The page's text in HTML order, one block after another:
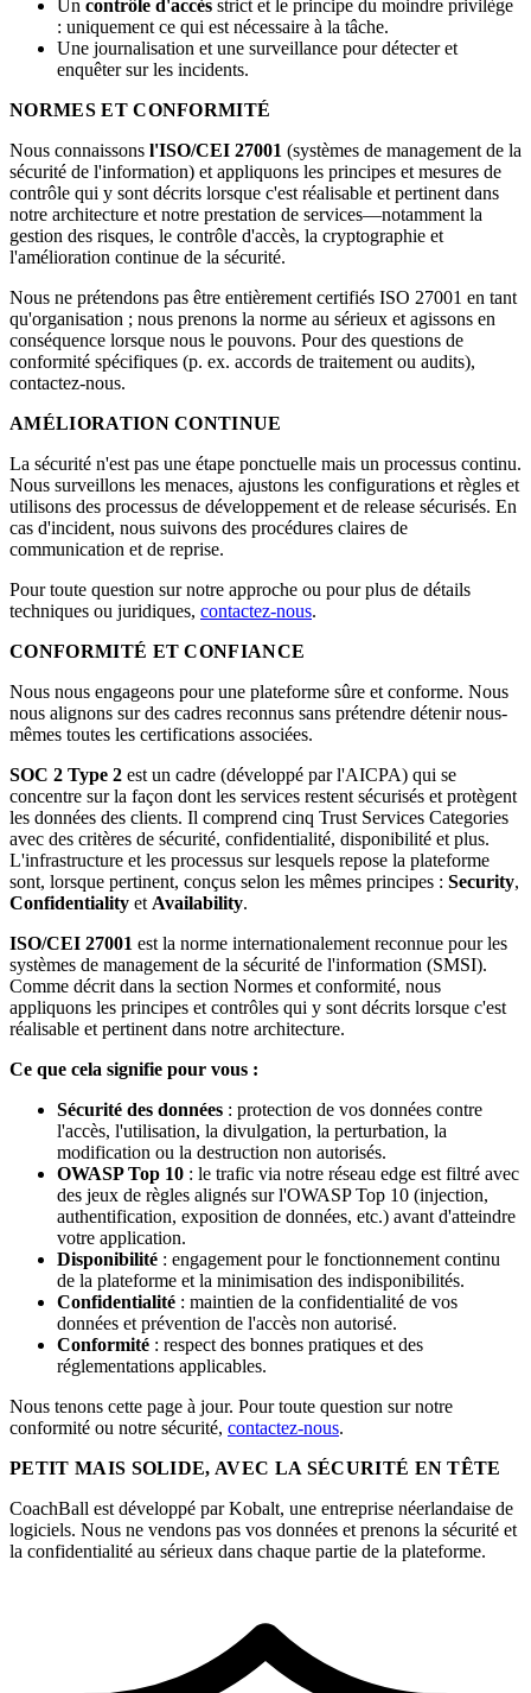
Un contrôle d'accès strict et le principe du moindre privilège
: uniquement ce qui est nécessaire à la tâche.
Une journalisation et une surveillance pour détecter et
enquêter sur les incidents.
NORMES ET CONFORMITÉ
Nous connaissons l'ISO/CEI 27001 (systèmes de management de la
sécurité de l'information) et appliquons les principes et mesures de
contrôle qui y sont décrits lorsque c'est réalisable et pertinent dans
notre architecture et notre prestation de services—notamment la
gestion des risques, le contrôle d'accès, la cryptographie et
l'amélioration continue de la sécurité.
Nous ne prétendons pas être entièrement certifiés ISO 27001 en tant
qu'organisation ; nous prenons la norme au sérieux et agissons en
conséquence lorsque nous le pouvons. Pour des questions de
conformité spécifiques (p. ex. accords de traitement ou audits),
contactez-nous.
AMÉLIORATION CONTINUE
La sécurité n'est pas une étape ponctuelle mais un processus continu.
Nous surveillons les menaces, ajustons les configurations et règles et
utilisons des processus de développement et de release sécurisés. En
cas d'incident, nous suivons des procédures claires de
communication et de reprise.
Pour toute question sur notre approche ou pour plus de détails
techniques ou juridiques, contactez-nous.
CONFORMITÉ ET CONFIANCE
Nous nous engageons pour une plateforme sûre et conforme. Nous
nous alignons sur des cadres reconnus sans prétendre détenir nous-
mêmes toutes les certifications associées.
SOC 2 Type 2 est un cadre (développé par l'AICPA) qui se
concentre sur la façon dont les services restent sécurisés et protègent
les données des clients. Il comprend cinq Trust Services Categories
avec des critères de sécurité, confidentialité, disponibilité et plus.
L'infrastructure et les processus sur lesquels repose la plateforme
sont, lorsque pertinent, conçus selon les mêmes principes : Security,
Confidentiality et Availability.
ISO/CEI 27001 est la norme internationalement reconnue pour les
systèmes de management de la sécurité de l'information (SMSI).
Comme décrit dans la section Normes et conformité, nous
appliquons les principes et contrôles qui y sont décrits lorsque c'est
réalisable et pertinent dans notre architecture.
Ce que cela signifie pour vous :
Sécurité des données : protection de vos données contre
l'accès, l'utilisation, la divulgation, la perturbation, la
modification ou la destruction non autorisés.
OWASP Top 10 : le trafic via notre réseau edge est filtré avec
des jeux de règles alignés sur l'OWASP Top 10 (injection,
authentification, exposition de données, etc.) avant d'atteindre
votre application.
Disponibilité : engagement pour le fonctionnement continu
de la plateforme et la minimisation des indisponibilités.
Confidentialité : maintien de la confidentialité de vos
données et prévention de l'accès non autorisé.
Conformité : respect des bonnes pratiques et des
réglementations applicables.
Nous tenons cette page à jour. Pour toute question sur notre
conformité ou notre sécurité, contactez-nous.
PETIT MAIS SOLIDE, AVEC LA SÉCURITÉ EN TÊTE
CoachBall est développé par Kobalt, une entreprise néerlandaise de
logiciels. Nous ne vendons pas vos données et prenons la sécurité et
la confidentialité au sérieux dans chaque partie de la plateforme.